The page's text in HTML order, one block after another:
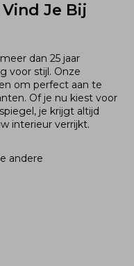
Je Bij
dan 25 jaar
voor stijl. Onze
om perfect aan te
Of je nu kiest voor
je krijgt altijd
interieur verrijkt.
andere